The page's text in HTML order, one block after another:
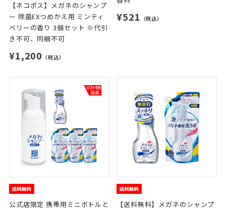
【ネコポス】メガネのシャンプ
ー 除菌EXつめかえ用 ミンティ
ベリーの香り 3個セット ※代引
き不可、同梱不可
¥1,200 （税込）
¥521 （税込）
公式店限定 携帯用ミニボトルと
【送料無料】メガネのシャンプ